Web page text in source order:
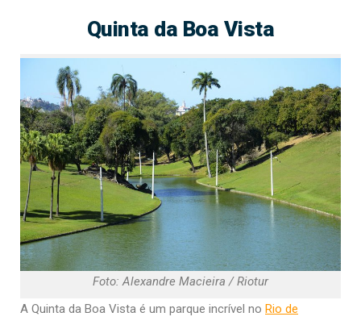
Quinta da Boa Vista
Foto: Alexandre Macieira / Riotur
A Quinta da Boa Vista é um parque incrível no Rio de